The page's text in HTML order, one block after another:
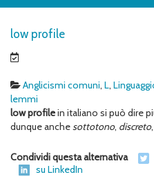
low profile
Anglicismi comuni, L,
lemmi
low profilein italiano si può dire
dunque anchesottotono, discreto,
Condividi questa alternativa
su LinkedIn